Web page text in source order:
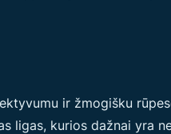
ir žmogišku
ligas, kurios dažnai yra